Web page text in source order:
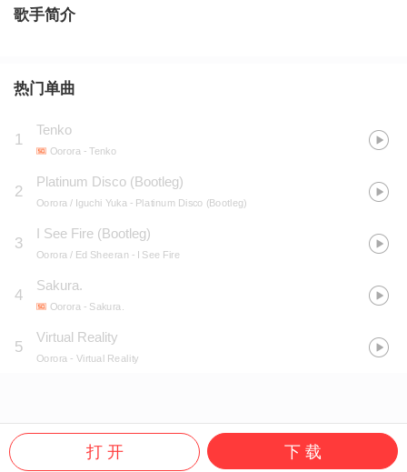
歌手简介
热门单曲
1
Tenko
Oorora - Tenko
2
Platinum Disco (Bootleg)
Oorora / Iguchi Yuka - Platinum Disco (Bootleg)
3
I See Fire (Bootleg)
Oorora / Ed Sheeran - I See Fire
4
Sakura.
Oorora - Sakura.
5
Virtual Reality
Oorora - Virtual Reality
打 开 下 载